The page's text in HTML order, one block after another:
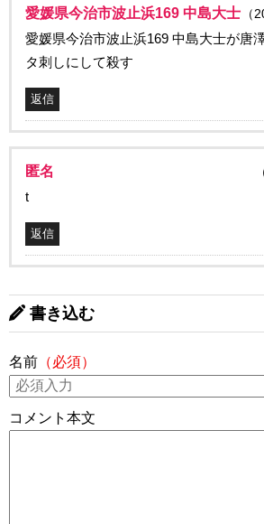
愛媛県今治市波止浜169 中島大士 （
愛媛県今治市波止浜169 中島大士が唐
タ刺しにして殺す
返信
匿名
t
返信
書き込む
名前 （必須）
コメント本文